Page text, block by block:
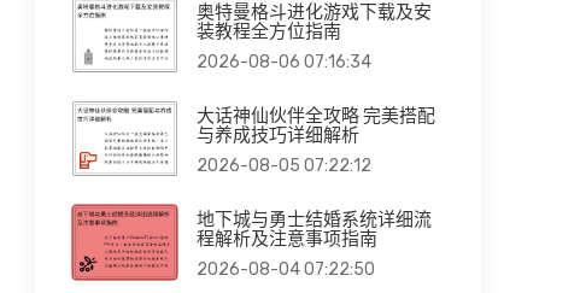
奥特曼格斗进化游戏下载及安
装教程全方位指南
2026-08-06 07:16:34
大话神仙伙伴全攻略 完美搭配
与养成技巧详细解析
2026-08-05 07:22:12
地下城与勇士结婚系统详细流
程解析及注意事项指南
2026-08-04 07:22:50